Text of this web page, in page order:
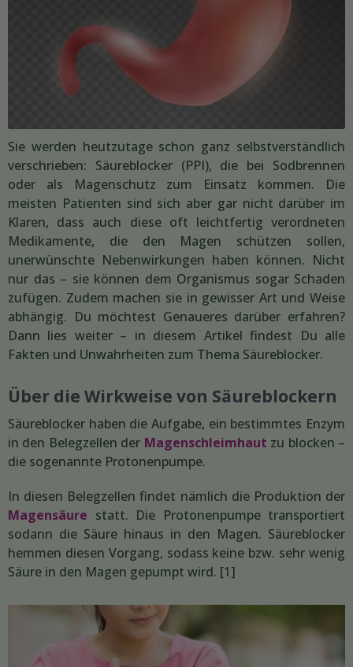
Sie werden heutzutage schon ganz selbstverständlich
verschrieben: Säureblocker (PPI), die bei Sodbrennen
oder als Magenschutz zum Einsatz kommen. Die
meisten Patienten sind sich aber gar nicht darüber im
Klaren, dass auch diese oft leichtfertig verordneten
Medikamente, die den Magen schützen sollen,
unerwünschte Nebenwirkungen haben können. Nicht
nur das – sie können dem Organismus sogar Schaden
zufügen. Zudem machen sie in gewisser Art und Weise
abhängig. Du möchtest Genaueres darüber erfahren?
Dann lies weiter – in diesem Artikel findest Du alle
Fakten und Unwahrheiten zum Thema Säureblocker.
Über die Wirkweise von Säureblockern
Säureblocker haben die Aufgabe, ein bestimmtes Enzym
in den Belegzellen der Magenschleimhaut zu blocken –
die sogenannte Protonenpumpe.
In diesen Belegzellen findet nämlich die Produktion der
Magensäure statt. Die Protonenpumpe transportiert
sodann die Säure hinaus in den Magen. Säureblocker
hemmen diesen Vorgang, sodass keine bzw. sehr wenig
Säure in den Magen gepumpt wird. [1]